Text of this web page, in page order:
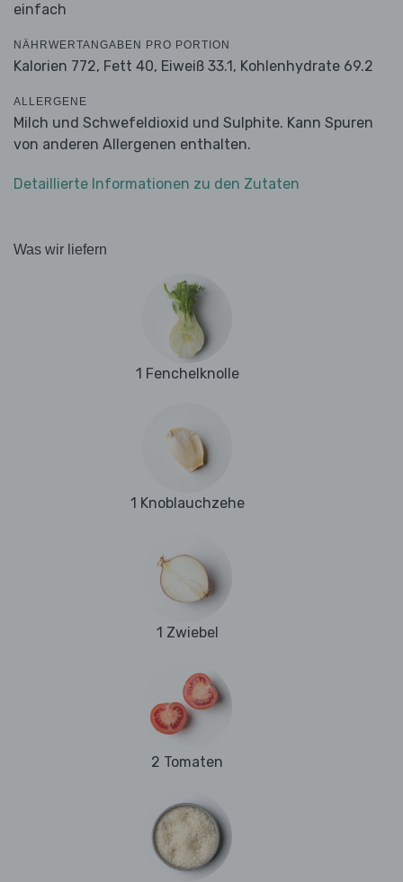
einfach
NÄHRWERTANGABEN PRO PORTION
Kalorien 772, Fett 40, Eiweiß 33.1, Kohlenhydrate 69.2
ALLERGENE
Milch und Schwefeldioxid und Sulphite. Kann Spuren
von anderen Allergenen enthalten.
Detaillierte Informationen zu den Zutaten
Was wir liefern
1 Fenchelknolle
1 Knoblauchzehe
1 Zwiebel
2 Tomaten